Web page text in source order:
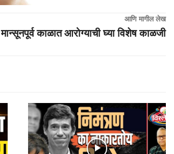
आणि मागील लेख
मान्सूनपूर्व काळात आरोग्याची घ्या विशेष काळजी